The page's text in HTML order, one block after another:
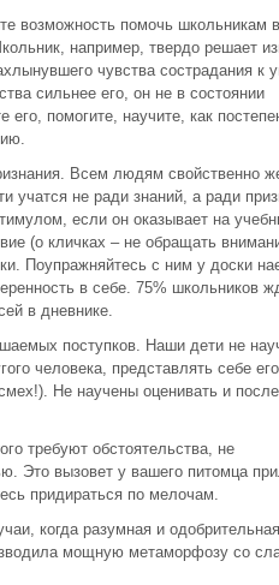
возможность помочь школьникам в
например, твердо решает
чувства сострадания к
сильнее его, он не в состоянии
помогите, научите, как
Всем людям свойственно
учатся не ради знаний, а ради
если он оказывает на
(о кличках – не обращать
Поупражняйтесь с ним у доски
в себе. 75% школьников
в дневнике.
поступков. Наши дети не
человека, представлять себе его
Не научены оценивать и
требуют обстоятельства, не
Это вызовет у вашего питомца
придираться по мелочам.
когда разумная и одобрительная
мощную метаморфозу со